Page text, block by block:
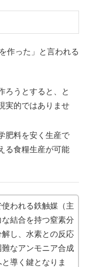
作った」と言われる
ろうとすると、と
実的ではありませ
肥料を安く生産で
る食糧生産が可能
われる鉄触媒（主
結合を持つ窒素分
し、水素との反応
なアンモニア合成
導く鍵となりま